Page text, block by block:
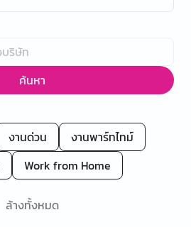
ค้นหา
งานด่วน
งานพาร์ทไทม์
Work from Home
ล้างทั้งหมด